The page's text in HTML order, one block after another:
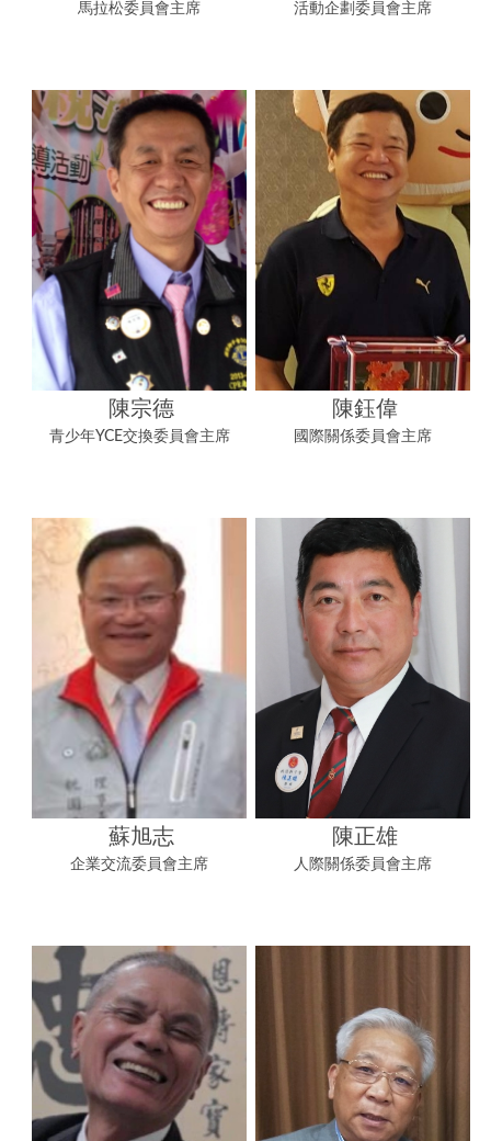
馬拉松委員會主席 活動企劃委員會主席
陳宗德
青少年YCE交換委員會主席
陳鈺偉
國際關係委員會主席
蘇旭志
企業交流委員會主席
陳正雄
人際關係委員會主席